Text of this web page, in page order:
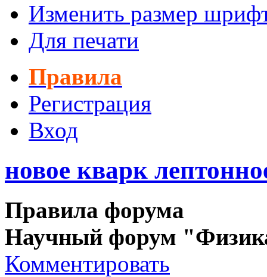
Изменить размер
Для печати
Правила
Регистрация
Вход
новое кварк
Правила форума
Научный форум
Комментировать